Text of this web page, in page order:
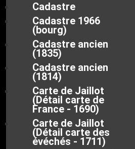
Cadastre
Cadastre 1966
(bourg)
Cadastre ancien
(1835)
Cadastre ancien
(1814)
Carte de Jaillot
(Détail carte de
France - 1690)
Carte de Jaillot
(Détail carte des
évéchés - 1711)